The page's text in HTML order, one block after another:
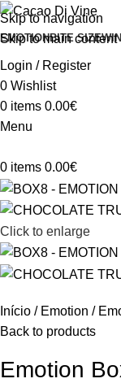
Skip to navigation
Skip to main content
EMOTIONBITE SIZE
Login / Register
0 Wishlist
0 items 0.00€
Menu
0 items 0.00€
Click to enlarge
Início Emotion
Back to products
Emotion